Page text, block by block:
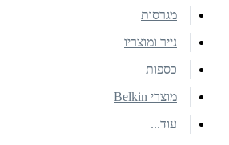
מגרסות
נייר ומוצריו
כספות
מוצרי Belkin
עוד...